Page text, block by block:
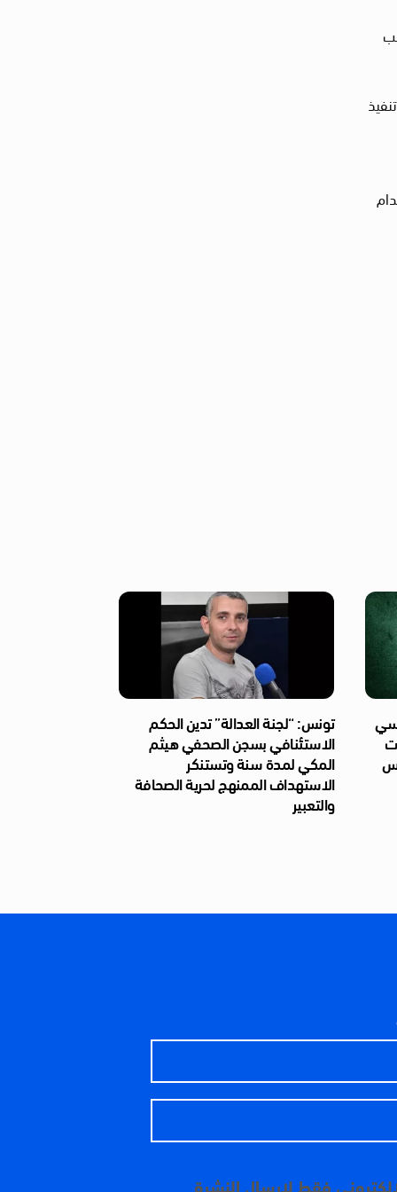
تونس: “لجنة العدالة” تدين الحكم
الاستئنافي بسجن الصحفي هيثم
المكي لمدة سنة وتستنكر
الاستهداف الممنهج لحرية الصحافة
والتعبير
فقط لإرسال النشرة